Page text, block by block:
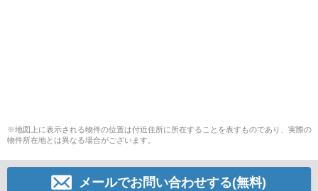
※地図上に表示される物件の位置は付近住所に所在することを表すものであり、実際の
物件所在地とは異なる場合がございます。
メールでお問い合わせする(無料)